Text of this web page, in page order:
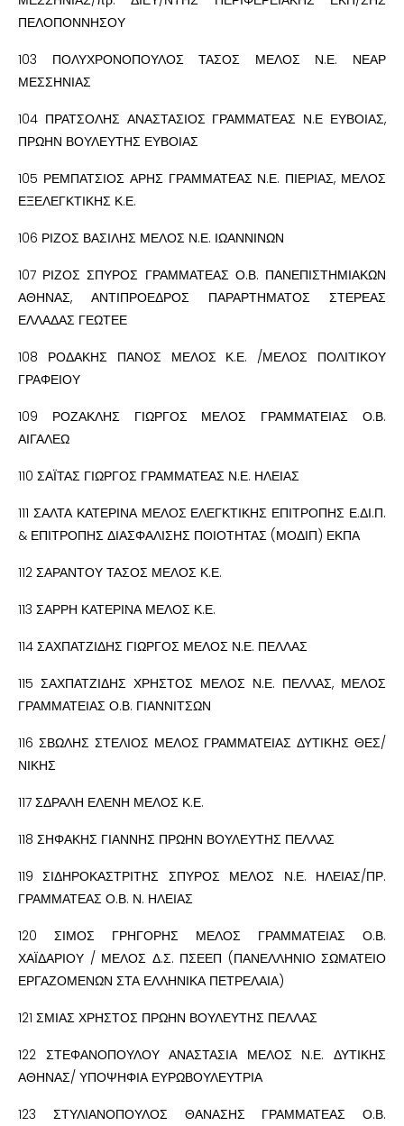
ΠΕΛΟΠΟΝΝΗΣΟΥ
103 ΠΟΛΥΧΡΟΝΟΠΟΥΛΟΣ ΤΑΣΟΣ ΜΕΛΟΣ Ν.Ε. ΝΕΑΡ
ΜΕΣΣΗΝΙΑΣ
104 ΠΡΑΤΣΟΛΗΣ ΑΝΑΣΤΑΣΙΟΣ ΓΡΑΜΜΑΤΕΑΣ Ν.Ε ΕΥΒΟΙΑΣ,
ΠΡΩΗΝ ΒΟΥΛΕΥΤΗΣ ΕΥΒΟΙΑΣ
105 ΡΕΜΠΑΤΣΙΟΣ ΑΡΗΣ ΓΡΑΜΜΑΤΕΑΣ Ν.Ε. ΠΙΕΡΙΑΣ, ΜΕΛΟΣ
ΕΞΕΛΕΓΚΤΙΚΗΣ Κ.Ε.
106 ΡΙΖΟΣ ΒΑΣΙΛΗΣ ΜΕΛΟΣ Ν.Ε. ΙΩΑΝΝΙΝΩΝ
107 ΡΙΖΟΣ ΣΠΥΡΟΣ ΓΡΑΜΜΑΤΕΑΣ Ο.Β. ΠΑΝΕΠΙΣΤΗΜΙΑΚΩΝ
ΑΘΗΝΑΣ, ΑΝΤΙΠΡΟΕΔΡΟΣ ΠΑΡΑΡΤΗΜΑΤΟΣ ΣΤΕΡΕΑΣ
ΕΛΛΑΔΑΣ ΓΕΩΤΕΕ
108 ΡΟΔΑΚΗΣ ΠΑΝΟΣ ΜΕΛΟΣ Κ.Ε. /ΜΕΛΟΣ ΠΟΛΙΤΙΚΟΥ
ΓΡΑΦΕΙΟΥ
109 ΡΟΖΑΚΛΗΣ ΓΙΩΡΓΟΣ ΜΕΛΟΣ ΓΡΑΜΜΑΤΕΙΑΣ Ο.Β.
ΑΙΓΑΛΕΩ
110 ΣΑΪΤΑΣ ΓΙΩΡΓΟΣ ΓΡΑΜΜΑΤΕΑΣ Ν.Ε. ΗΛΕΙΑΣ
111 ΣΑΛΤΑ ΚΑΤΕΡΙΝΑ ΜΕΛΟΣ ΕΛΕΓΚΤΙΚΗΣ ΕΠΙΤΡΟΠΗΣ Ε.ΔΙ.Π.
& ΕΠΙΤΡΟΠΗΣ ΔΙΑΣΦΑΛΙΣΗΣ ΠΟΙΟΤΗΤΑΣ (ΜΟΔΙΠ) ΕΚΠΑ
112 ΣΑΡΑΝΤΟΥ ΤΑΣΟΣ ΜΕΛΟΣ Κ.Ε.
113 ΣΑΡΡΗ ΚΑΤΕΡΙΝΑ ΜΕΛΟΣ Κ.Ε.
114 ΣΑΧΠΑΤΖΙΔΗΣ ΓΙΩΡΓΟΣ ΜΕΛΟΣ Ν.Ε. ΠΕΛΛΑΣ
115 ΣΑΧΠΑΤΖΙΔΗΣ ΧΡΗΣΤΟΣ ΜΕΛΟΣ Ν.Ε. ΠΕΛΛΑΣ, ΜΕΛΟΣ
ΓΡΑΜΜΑΤΕΙΑΣ Ο.Β. ΓΙΑΝΝΙΤΣΩΝ
116 ΣΒΩΛΗΣ ΣΤΕΛΙΟΣ ΜΕΛΟΣ ΓΡΑΜΜΑΤΕΙΑΣ ΔΥΤΙΚΗΣ ΘΕΣ/
ΝΙΚΗΣ
117 ΣΔΡΑΛΗ ΕΛΕΝΗ ΜΕΛΟΣ Κ.Ε.
118 ΣΗΦΑΚΗΣ ΓΙΑΝΝΗΣ ΠΡΩΗΝ ΒΟΥΛΕΥΤΗΣ ΠΕΛΛΑΣ
119 ΣΙΔΗΡΟΚΑΣΤΡΙΤΗΣ ΣΠΥΡΟΣ ΜΕΛΟΣ Ν.Ε. ΗΛΕΙΑΣ/ΠΡ.
ΓΡΑΜΜΑΤΕΑΣ Ο.Β. Ν. ΗΛΕΙΑΣ
120 ΣΙΜΟΣ ΓΡΗΓΟΡΗΣ ΜΕΛΟΣ ΓΡΑΜΜΑΤΕΙΑΣ Ο.Β.
ΧΑΪΔΑΡΙΟΥ / ΜΕΛΟΣ Δ.Σ. ΠΣΕΕΠ (ΠΑΝΕΛΛΗΝΙΟ ΣΩΜΑΤΕΙΟ
ΕΡΓΑΖΟΜΕΝΩΝ ΣΤΑ ΕΛΛΗΝΙΚΑ ΠΕΤΡΕΛΑΙΑ)
121 ΣΜΙΑΣ ΧΡΗΣΤΟΣ ΠΡΩΗΝ ΒΟΥΛΕΥΤΗΣ ΠΕΛΛΑΣ
122 ΣΤΕΦΑΝΟΠΟΥΛΟΥ ΑΝΑΣΤΑΣΙΑ ΜΕΛΟΣ Ν.Ε. ΔΥΤΙΚΗΣ
ΑΘΗΝΑΣ/ ΥΠΟΨΗΦΙΑ ΕΥΡΩΒΟΥΛΕΥΤΡΙΑ
123 ΣΤΥΛΙΑΝΟΠΟΥΛΟΣ ΘΑΝΑΣΗΣ ΓΡΑΜΜΑΤΕΑΣ Ο.Β.